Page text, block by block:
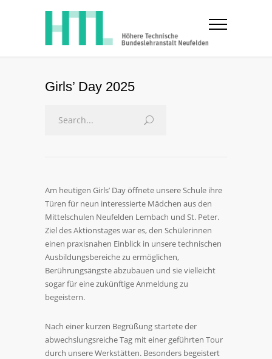
Girls’ Day 2025
Am heutigen Girls’ Day öffnete unsere Schule ihre
Türen für neun interessierte Mädchen aus den
Mittelschulen Neufelden Lembach und St. Peter.
Ziel des Aktionstages war es, den Schülerinnen
einen praxisnahen Einblick in unsere technischen
Ausbildungsbereiche zu ermöglichen,
Berührungsängste abzubauen und sie vielleicht
sogar für eine zukünftige Anmeldung zu
begeistern.
Nach einer kurzen Begrüßung startete der
abwechslungsreiche Tag mit einer geführten Tour
durch unsere Werkstätten. Besonders begeistert